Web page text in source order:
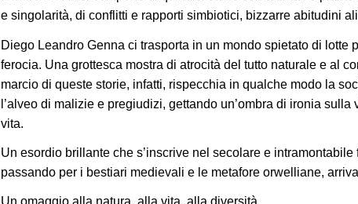
e singolarità, di conflitti e rapporti simbiotici, bizzarre abitudini
Diego Leandro Genna ci trasporta in un mondo spietato di lotte
ferocia. Una grottesca mostra di atrocità del tutto naturale e al
marcio di queste storie, infatti, rispecchia in qualche modo la
l’alveo di malizie e pregiudizi, gettando un’ombra di ironia
vita.
Un esordio brillante che s’inscrive nel secolare e
passando per i bestiari medievali e le metafore orwelliane,